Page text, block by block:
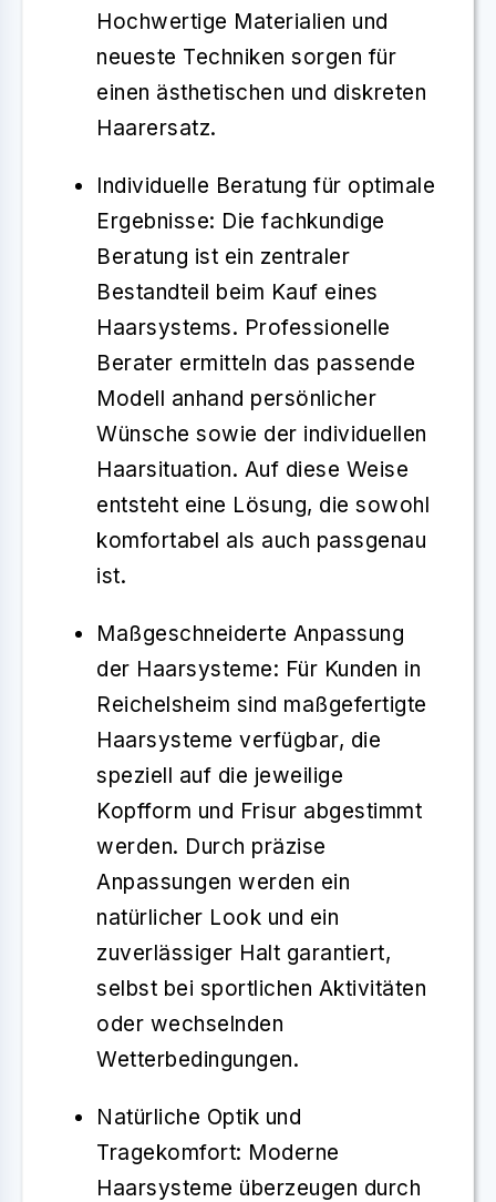
Hochwertige Materialien und
neueste Techniken sorgen für
einen ästhetischen und diskreten
Haarersatz.
Individuelle Beratung für optimale
Ergebnisse: Die fachkundige
Beratung ist ein zentraler
Bestandteil beim Kauf eines
Haarsystems. Professionelle
Berater ermitteln das passende
Modell anhand persönlicher
Wünsche sowie der individuellen
Haarsituation. Auf diese Weise
entsteht eine Lösung, die sowohl
komfortabel als auch passgenau
ist.
Maßgeschneiderte Anpassung
der Haarsysteme: Für Kunden in
Reichelsheim sind maßgefertigte
Haarsysteme verfügbar, die
speziell auf die jeweilige
Kopfform und Frisur abgestimmt
werden. Durch präzise
Anpassungen werden ein
natürlicher Look und ein
zuverlässiger Halt garantiert,
selbst bei sportlichen Aktivitäten
oder wechselnden
Wetterbedingungen.
Natürliche Optik und
Tragekomfort: Moderne
Haarsysteme überzeugen durch